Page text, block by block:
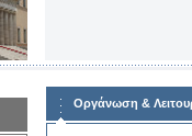
Οργάνωση &